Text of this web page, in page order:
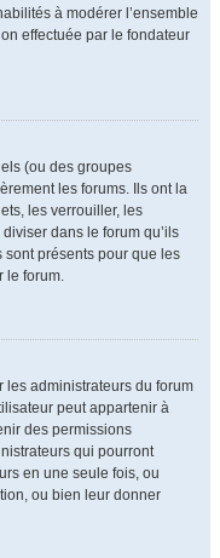
à modérer l’ensemble
effectuée par le fondateur
(ou des groupes
les forums. Ils ont la
les verrouiller, les
dans le forum qu’ils
présents pour que les
le forum.
les administrateurs du forum
peut appartenir à
des permissions
qui pourront
en une seule fois, ou
ou bien leur donner